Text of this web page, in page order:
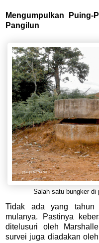
Mengumpulkan
Pangilun
Salah satu bungker di
Tidak ada yang tahun
mulanya. Pastinya
ditelusuri oleh
survei juga diadakan